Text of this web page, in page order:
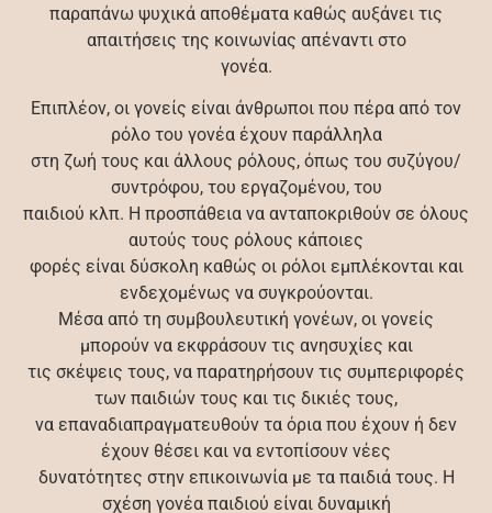
παραπάνω ψυχικά αποθέματα καθώς αυξάνει τις
απαιτήσεις της κοινωνίας απέναντι στο
γονέα.
Επιπλέον, οι γονείς είναι άνθρωποι που πέρα από τον
ρόλο του γονέα έχουν παράλληλα
στη ζωή τους και άλλους ρόλους, όπως του συζύγου/
συντρόφου, του εργαζομένου, του
παιδιού κλπ. Η προσπάθεια να ανταποκριθούν σε όλους
αυτούς τους ρόλους κάποιες
φορές είναι δύσκολη καθώς οι ρόλοι εμπλέκονται και
ενδεχομένως να συγκρούονται.
Μέσα από τη συμβουλευτική γονέων, οι γονείς
μπορούν να εκφράσουν τις ανησυχίες και
τις σκέψεις τους, να παρατηρήσουν τις συμπεριφορές
των παιδιών τους και τις δικιές τους,
να επαναδιαπραγματευθούν τα όρια που έχουν ή δεν
έχουν θέσει και να εντοπίσουν νέες
δυνατότητες στην επικοινωνία με τα παιδιά τους. Η
σχέση γονέα παιδιού είναι δυναμική